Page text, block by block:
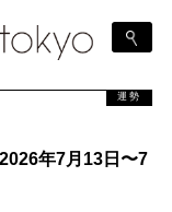
運勢
年7月13日〜7